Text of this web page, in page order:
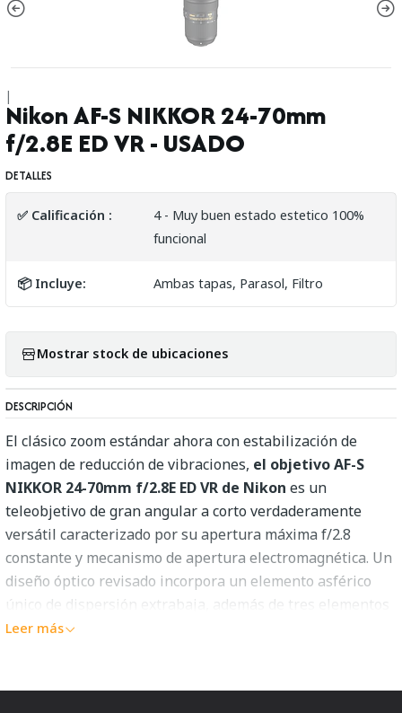
|
Nikon AF-S NIKKOR 24-70mm
f/2.8E ED VR - USADO
DETALLES
✅ Calificación :
4 - Muy buen estado estetico 100%
funcional
📦 Incluye: Ambas tapas, Parasol, Filtro
Mostrar stock de ubicaciones
DESCRIPCIÓN
El clásico zoom estándar ahora con estabilización de
imagen de reducción de vibraciones, el objetivo AF-S
NIKKOR 24-70mm f/2.8E ED VR de Nikon es un
teleobjetivo de gran angular a corto verdaderamente
versátil caracterizado por su apertura máxima f/2.8
constante y mecanismo de apertura electromagnética. Un
diseño óptico revisado incorpora un elemento asférico
único de dispersión extrabaja, además de tres elementos
asféricos, dos de dispersión extra baja y uno de alto
de zoom con el fin de lograr una alta nitidez y claridad de
Leer más